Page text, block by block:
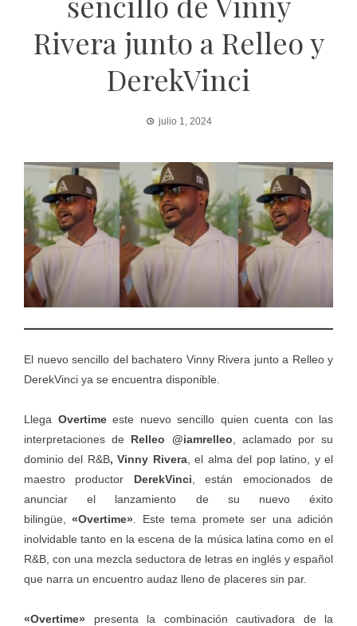
Rivera junto a Relleo y
DerekVinci
julio 1, 2024
El nuevo sencillo del bachatero Vinny Rivera junto a Relleo y
DerekVinci ya se encuentra disponible.
Llega Overtime este nuevo sencillo quien cuenta con las
interpretaciones de Relleo @iamrelleo , aclamado por su
dominio del R&B,Vinny Rivera, el alma del pop latino, y el
maestro productor DerekVinci , están emocionados de
anunciar el lanzamiento de su nuevo éxito
bilingüe,
«Overtime» . Este tema promete ser una adición
inolvidable tanto en la escena de la música latina como en el
R&B, con una mezcla seductora de letras en inglés y español
que narra un encuentro audaz lleno de placeres sin par.
«Overtime» presenta la combinación cautivadora de la